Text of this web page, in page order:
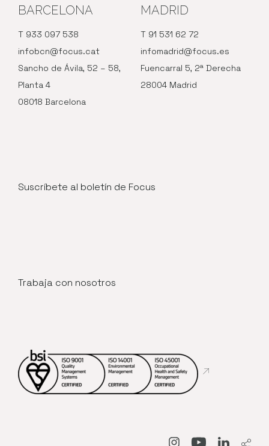
BARCELONA
T 933 097 538
infobcn@focus.cat
Sancho de Ávila, 52 – 58,
Planta 4
08018 Barcelona
MADRID
T 91 531 62 72
infomadrid@focus.es
Fuencarral 5, 2ª Derecha
28004 Madrid
Suscríbete al boletín de Focus
Trabaja con nosotros